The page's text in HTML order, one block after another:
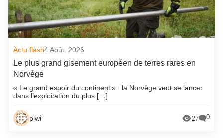
Actu flash4 Août. 2026
Le plus grand gisement européen de terres rares en
Norvège
« Le grand espoir du continent » : la Norvège veut se lancer
dans l’exploitation du plus […]
piwi 27 0